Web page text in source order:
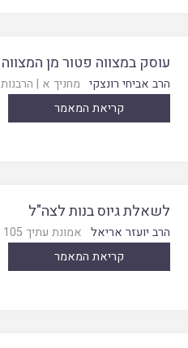
עוסק במצווה פטור מן המצווה
הרב אביחי רונצקי מחניך א |
קריאת המאמר
לשאלת גיוס בנות לצה"ל
הרב יועזר אריאל אמונת עתיך 105
קריאת המאמר